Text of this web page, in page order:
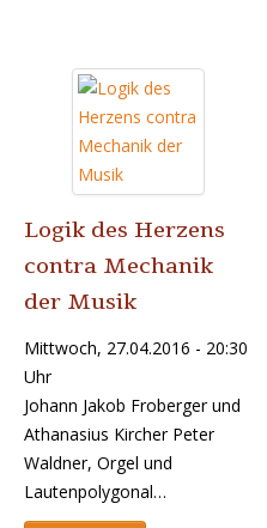
Logik des Herzens
contra Mechanik
der Musik
Mittwoch, 27.04.2016 - 20:30
Uhr
Johann Jakob Froberger und
Athanasius Kircher Peter
Waldner, Orgel und
Lautenpolygonal…